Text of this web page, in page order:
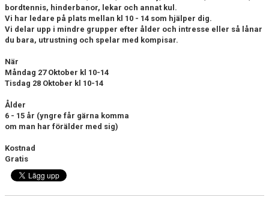
DOKUMENT
VÅRA LAG/TRÄNARE
MATCHER
GUNNESBOHALLEN
bordtennis, hinderbanor, lekar och annat kul.
Vi har ledare på plats mellan kl 10 - 14 som hjälper dig.
Vi delar upp i mindre grupper efter ålder och intresse eller så lånar
du bara, utrustning och spelar med kompisar.
När
Måndag 27 Oktober kl 10-14
Tisdag 28 Oktober kl 10-14
Ålder
6 - 15 år (yngre får gärna komma
om man har förälder med sig)
Kostnad
Gratis